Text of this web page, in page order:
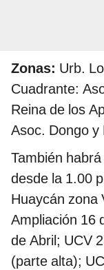
Zonas: Urb.
Cuadrante:
Reina de los
Asoc. Dongo y
También
desde la 1.00
Huaycán zona
Ampliación 16
de Abril; UCV
(parte alta);